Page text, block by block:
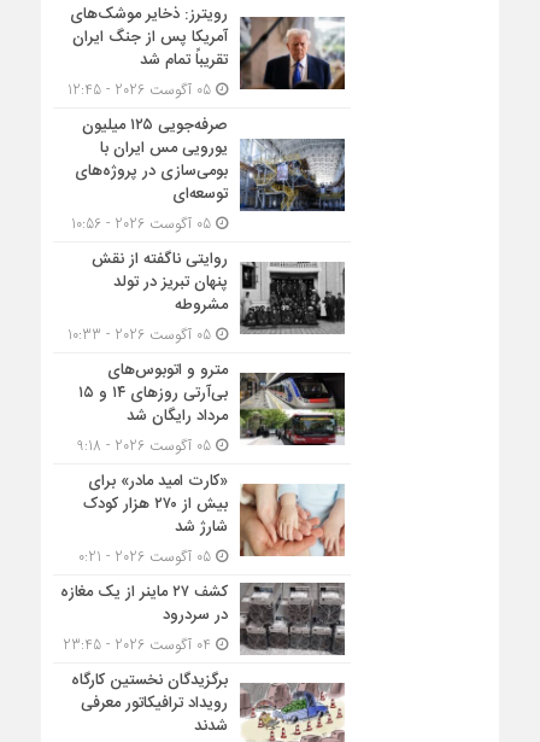
رویترز: ذخایر موشک‌های
آمریکا پس از جنگ ایران
تقریباً تمام شد
05 آگوست 2026 - 12:45
صرفه‌جویی ۱۲۵ میلیون
یورویی مس ایران با
بومی‌سازی در پروژه‌های
توسعه‌ای
05 آگوست 2026 - 10:56
روایتی ناگفته از نقش
پنهان تبریز در تولد
مشروطه
05 آگوست 2026 - 10:33
مترو و اتوبوس‌های
بی‌آرتی روزهای ۱۴ و ۱۵
مرداد رایگان شد
05 آگوست 2026 - 9:18
«کارت امید مادر» برای
بیش از ۲۷۰ هزار کودک
شارژ شد
05 آگوست 2026 - 0:21
کشف ۲۷ ماینر از یک مغازه
در سردرود
برگزیدگان نخستین کارگاه
رویداد ترافیکاتور معرفی
شدند